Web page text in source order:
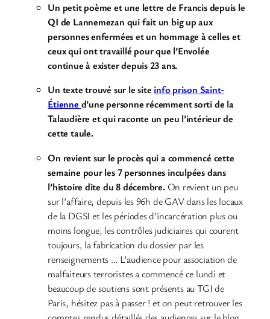
Un petit poème et une lettre de Francis depuis le
QI de Lannemezan qui fait un big up aux
personnes enfermées et un hommage à celles et
ceux qui ont travaillé pour que l’Envolée
continue à exister depuis 23 ans.
Un texte trouvé sur le site info prison Saint-
Étienne d’une personne récemment sorti de la
Talaudière et qui raconte un peu l’intérieur de
cette taule.
On revient sur le procès qui a commencé cette
semaine pour les 7 personnes inculpées dans
l’histoire dite du 8 décembre.On revient un peu
sur l’affaire, depuis les 96h de GAV dans les locaux
de la DGSI et les périodes d’incarcération plus ou
moins longue, les contrôles judiciaires qui courent
toujours, la fabrication du dossier par les
renseignements … L’audience pour association de
malfaiteurs terroristes a commencé ce lundi et
beaucoup de soutiens sont présents au TGI de
Paris, hésitez pas à passer ! et on peut retrouver les